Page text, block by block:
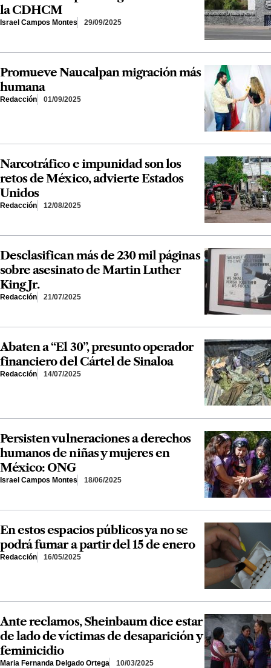
la CDHCM
Israel Campos Montes 29/09/2025
Promueve Naucalpan migración más
humana
Redacción 01/09/2025
Narcotráfico e impunidad son los
retos de México, advierte Estados
Unidos
Redacción 12/08/2025
Desclasifican más de 230 mil páginas
sobre asesinato de Martin Luther
King Jr.
Redacción 21/07/2025
Abaten a “El 30”, presunto operador
financiero del Cártel de Sinaloa
Redacción 14/07/2025
Persisten vulneraciones a derechos
humanos de niñas y mujeres en
México: ONG
Israel Campos Montes 18/06/2025
En estos espacios públicos ya no se
podrá fumar a partir del 15 de enero
Redacción 16/05/2025
Ante reclamos, Sheinbaum dice estar
de lado de víctimas de desaparición y
feminicidio
Maria Fernanda Delgado Ortega 10/03/2025